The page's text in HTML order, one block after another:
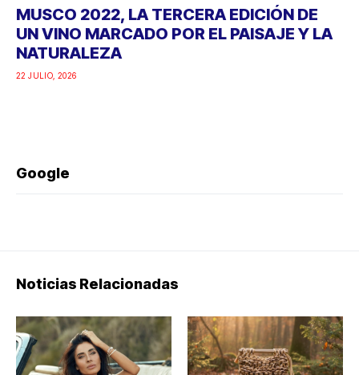
MUSCO 2022, LA TERCERA EDICIÓN DE
UN VINO MARCADO POR EL PAISAJE Y LA
NATURALEZA
22 JULIO, 2026
Google
Noticias Relacionadas